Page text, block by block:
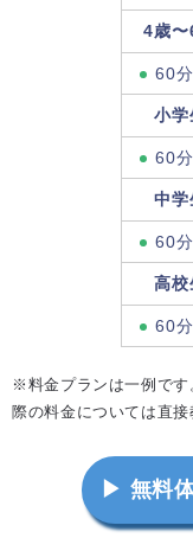
4歳〜
60
小学
60
中学
60
高校
60
※料金プランは一例です
際の料金については直接
▶ 無料